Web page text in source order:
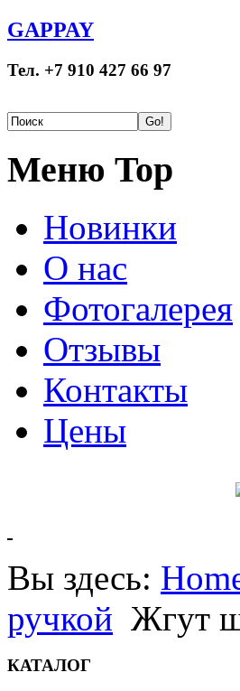
GAPPAY
Тел. +7 910 427 66 97
Меню Top
Новинки
О нас
Фотогалерея
Отзывы
Контакты
Цены
Вы здесь:
ручкой Жгут
КАТАЛОГ